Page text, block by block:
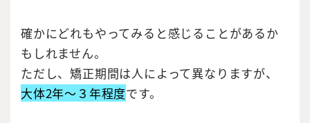
確かにどれもやってみると感じることがあるか
もしれません。
ただし、矯正期間は人によって異なりますが、
大体2年～３年程度です。